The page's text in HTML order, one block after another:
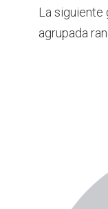
La siguiente
agrupada